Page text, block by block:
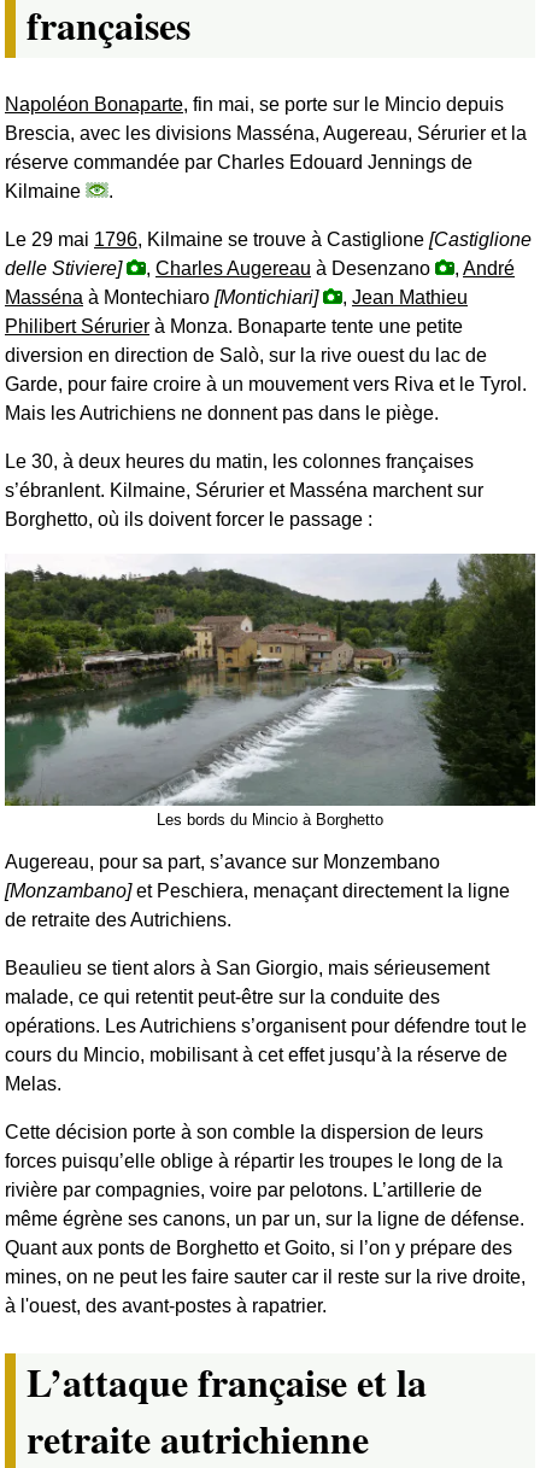
françaises
Napoléon Bonaparte, fin mai, se porte sur le Mincio depuis
Brescia, avec les divisions Masséna, Augereau, Sérurier et la
réserve commandée par Charles Edouard Jennings de
Kilmaine
.
Le 29 mai 1796, Kilmaine se trouve à Castiglione [Castiglione
delle Stiviere]
, Charles Augereau à Desenzano , André
Masséna à Montechiaro [Montichiari] , Jean Mathieu
Philibert Sérurier à Monza. Bonaparte tente une petite
diversion en direction de Salò, sur la rive ouest du lac de
Garde, pour faire croire à un mouvement vers Riva et le Tyrol.
Mais les Autrichiens ne donnent pas dans le piège.
Le 30, à deux heures du matin, les colonnes françaises
s’ébranlent. Kilmaine, Sérurier et Masséna marchent sur
Borghetto, où ils doivent forcer le passage :
Les bords du Mincio à Borghetto
Augereau, pour sa part, s’avance sur Monzembano
[Monzambano]et Peschiera, menaçant directement la ligne
de retraite des Autrichiens.
Beaulieu se tient alors à San Giorgio, mais sérieusement
malade, ce qui retentit peut-être sur la conduite des
opérations. Les Autrichiens s’organisent pour défendre tout le
cours du Mincio, mobilisant à cet effet jusqu’à la réserve de
Melas.
Cette décision porte à son comble la dispersion de leurs
forces puisqu’elle oblige à répartir les troupes le long de la
rivière par compagnies, voire par pelotons. L’artillerie de
même égrène ses canons, un par un, sur la ligne de défense.
Quant aux ponts de Borghetto et Goito, si l’on y prépare des
mines, on ne peut les faire sauter car il reste sur la rive droite,
à l'ouest, des avant-postes à rapatrier.
L’attaque française et la
retraite autrichienne